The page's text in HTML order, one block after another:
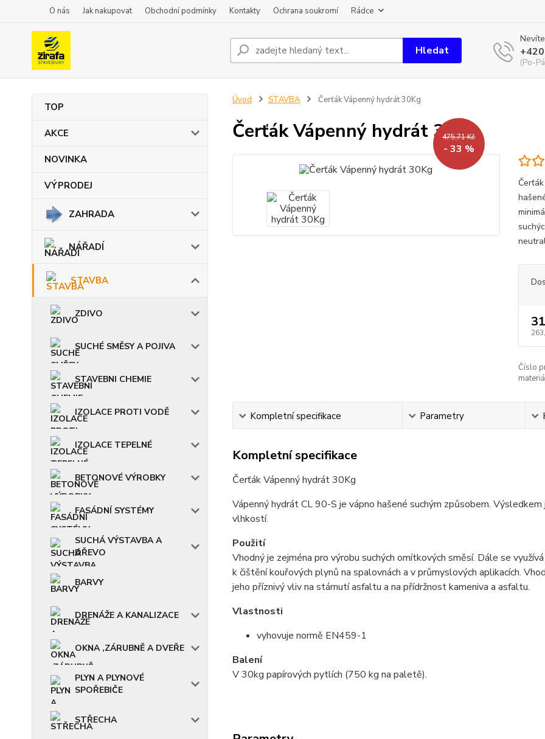
O nás Jak nakupovat Obchodní podmínky Kontakty Ochrana soukromí Rádce
Hledat
(Po-
TOP
AKCE
NOVINKA
VÝPRODEJ
ZAHRADA
NÁŘADÍ
STAVBA
ZDIVO
SUCHÉ SMĚSY A POJIVA
STAVEBNI CHEMIE
IZOLACE PROTI VODĚ
IZOLACE TEPELNÉ
BETONOVÉ VÝROBKY
FASÁDNÍ SYSTÉMY
SUCHÁ VÝSTAVBA A
DŘEVO
BARVY
DRENÁŽE A KANALIZACE
OKNA ,ZÁRUBNĚ A DVEŘE
PLYN A PLYNOVÉ
SPOŘEBIČE
STŘECHA
Úvod STAVBA Čerťák Vápenný hydrát 30Kg
Čerťák Vápenný hydrát 30Kg
475,71 Kč
- 33 %
Číslo
Kompletní specifikace Parametry
Kompletní specifikace
Čerťák Vápenný hydrát 30Kg
Vápenný hydrát CL 90-S je vápno hašené suchým způsobem.
vlhkostí.
Použití
Vhodný je zejména pro výrobu suchých omítkových směsí. Dále se
k čištění kouřových plynů na spalovnách a v průmyslových aplikacích.
jeho příznivý vliv na stárnutí asfaltu a na přídržnost kameniva a asfaltu.
Vlastnosti
vyhovuje normě EN459-1
Balení
V 30kg papírových pytlích (750 kg na paletě).